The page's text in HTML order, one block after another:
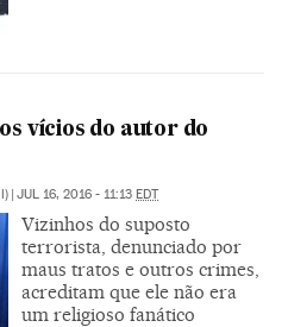
vícios do autor do
| JUL 16, 2016 - 11:13 EDT
Vizinhos do suposto
terrorista, denunciado por
maus tratos e outros crimes,
acreditam que ele não era
um religioso fanático